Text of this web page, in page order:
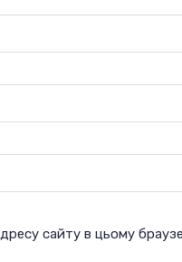
сайту в цьому